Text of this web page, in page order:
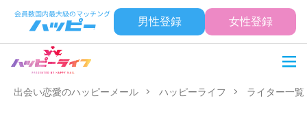
男性登録 女性登録
出会い恋愛のハッピーメール ハッピーライフ ライター一覧